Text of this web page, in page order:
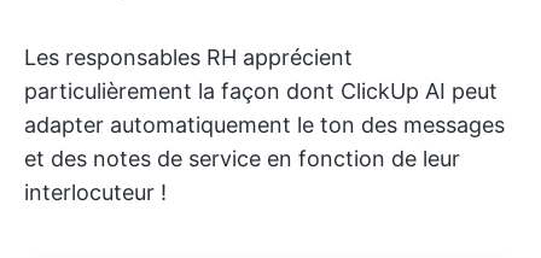
Les responsables RH apprécient
particulièrement la façon dont ClickUp AI peut
adapter automatiquement le ton des messages
et des notes de service en fonction de leur
interlocuteur !